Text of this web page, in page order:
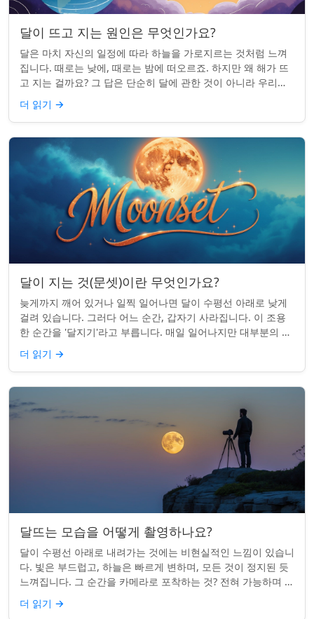
달이 뜨고 지는 원인은 무엇인가요?
달은 마치 자신의 일정에 따라 하늘을 가로지르는 것처럼 느껴
집니다. 때로는 낮에, 때로는 밤에 떠오르죠. 하지만 왜 해가 뜨
고 지는 걸까요? 그 답은 단순히 달에 관한 것이 아니라 우리에
관한 것입니다. 핵심 통찰:...
더 읽기 →
달이 지는 것(문셋)이란 무엇인가요?
늦게까지 깨어 있거나 일찍 일어나면 달이 수평선 아래로 낮게
걸려 있습니다. 그러다 어느 순간, 갑자기 사라집니다. 이 조용
한 순간을 '달지기'라고 부릅니다. 매일 일어나지만 대부분의 사
람들은 놓치곤 합니다. 핵심 ...
더 읽기 →
달뜨는 모습을 어떻게 촬영하나요?
달이 수평선 아래로 내려가는 것에는 비현실적인 느낌이 있습니
다. 빛은 부드럽고, 하늘은 빠르게 변하며, 모든 것이 정지된 듯
느껴집니다. 그 순간을 카메라로 포착하는 것? 전혀 가능하며 가
치가 있습니다. 간단한 팁:...
더 읽기 →